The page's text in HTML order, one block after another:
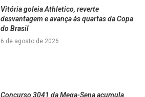
Vitória goleia Athletico, reverte
desvantagem e avança às quartas da Copa
do Brasil
6 de agosto de 2026
Concurso 3041 da Mega-Sena acumula